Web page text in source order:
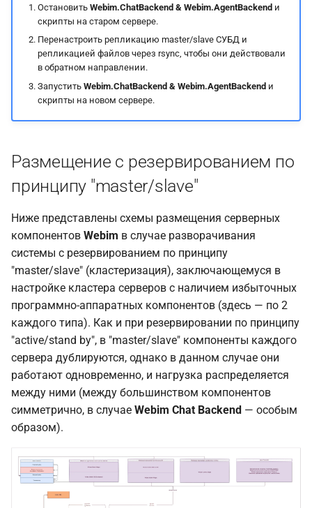
Остановить Webim.ChatBackend & Webim.AgentBackend и
скрипты на старом сервере.
Перенастроить репликацию master/slave СУБД и
репликацией файлов через rsync, чтобы они действовали
в обратном направлении.
Запустить Webim.ChatBackend & Webim.AgentBackend и
скрипты на новом сервере.
Размещение с резервированием по
принципу "master/slave"
Ниже представлены схемы размещения серверных
компонентов Webim в случае разворачивания
системы с резервированием по принципу
"master/slave" (кластеризация), заключающемуся в
настройке кластера серверов с наличием избыточных
программно-аппаратных компонентов (здесь — по 2
каждого типа). Как и при резервировании по принципу
"active/stand by", в "master/slave" компоненты каждого
сервера дублируются, однако в данном случае они
работают одновременно, и нагрузка распределяется
между ними (между большинством компонентов
симметрично, в случае Webim Chat Backend — особым
образом).